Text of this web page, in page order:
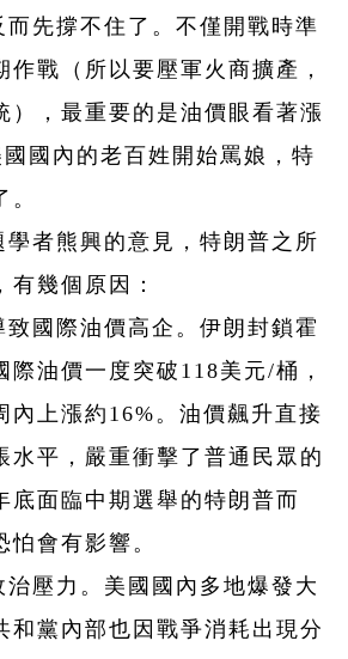
而先撐不住了。不僅開戰時準
作戰（所以要壓軍火商擴產，
），最重要的是油價眼看著漲
國內的老百姓開始罵娘，特
學者熊興的意見，特朗普之所
有幾個原因：
致國際油價高企。伊朗封鎖霍
際油價一度突破118美元/桶，
內上漲約16%。油價飆升直接
水平，嚴重衝擊了普通民眾的
底面臨中期選舉的特朗普而
會有影響。
治壓力。美國國內多地爆發大
和黨內部也因戰爭消耗出現分